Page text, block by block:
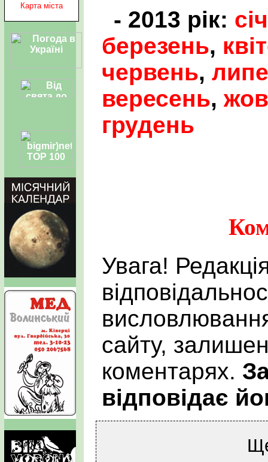
Карта міста
- 2013 рік:
березень,
червень,
вересень,
грудень
Увага!
сайту,
коментарях.
відповідає